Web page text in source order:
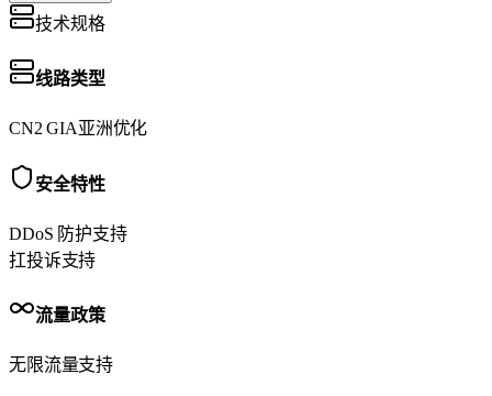
技术规格
线路类型
CN2 GIA亚洲优化
安全特性
DDoS 防护支持
扛投诉支持
流量政策
无限流量支持